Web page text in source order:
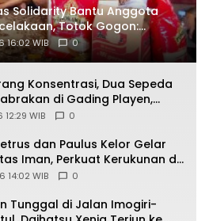
Solidarity Bantu Anggota
Totok Gogon:
Jadi Tindakan Nyata
16:02 WIB 0
Konsentrasi, Dua Sepeda
di Gading Playen,
WIB 0
dan Paulus Kelor Gelar
Iman, Perkuat Kerukunan di
14:02 WIB 0
Tunggal di Jalan Imogiri-